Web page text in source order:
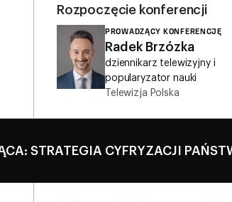
Rozpoczęcie konferencji
PROWADZĄCY KONFERENCJĘ
Radek Brzózka
dziennikarz telewizyjny i
popularyzator nauki
Telewizja Polska
STRATEGIA CYFRYZACJI